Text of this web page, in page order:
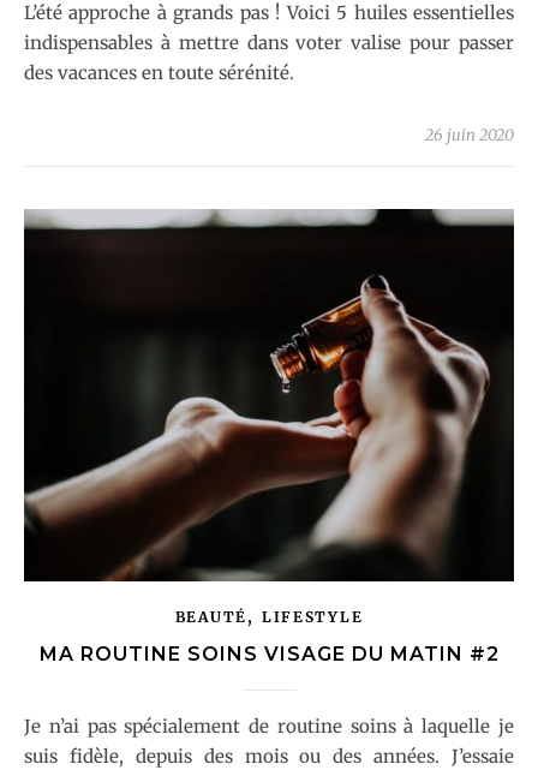
L’été approche à grands pas ! Voici 5 huiles essentielles
indispensables à mettre dans voter valise pour passer
des vacances en toute sérénité.
26 juin 2020
BEAUTÉ , LIFESTYLE
MA ROUTINE SOINS VISAGE DU MATIN #2
Je n’ai pas spécialement de routine soins à laquelle je
suis fidèle, depuis des mois ou des années. J’essaie